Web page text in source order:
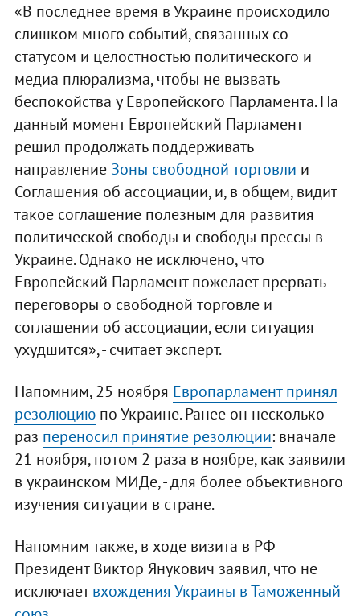
«В последнее время в Украине происходило
слишком много событий, связанных со
статусом и целостностью политического и
медиа плюрализма, чтобы не вызвать
беспокойства у Европейского Парламента. На
данный момент Европейский Парламент
решил продолжать поддерживать
направление Зоны свободной торговли и
Соглашения об ассоциации, и, в общем, видит
такое соглашение полезным для развития
политической свободы и свободы прессы в
Украине. Однако не исключено, что
Европейский Парламент пожелает прервать
переговоры о свободной торговле и
соглашении об ассоциации, если ситуация
ухудшится», - считает эксперт.
Напомним, 25 ноября Европарламент принял
резолюциюпо Украине. Ранее он несколько
раз переносил принятие резолюции: вначале
21 ноября, потом 2 раза в ноябре, как заявили
в украинском МИДе, - для более объективного
изучения ситуации в стране.
Напомним также, в ходе визита в РФ
Президент Виктор Янукович заявил, что не
исключаетвхождения Украины в Таможенный